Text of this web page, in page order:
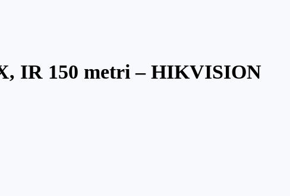
IR 150 metri – HIKVISION